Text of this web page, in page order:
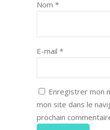
Nom *
E-mail *
Enregistrer mon
mon site dans le
prochain